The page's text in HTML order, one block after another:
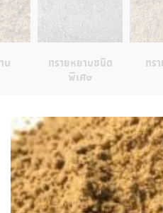
บ
ทรายหยาบชนิด
พิเศษ
ทร